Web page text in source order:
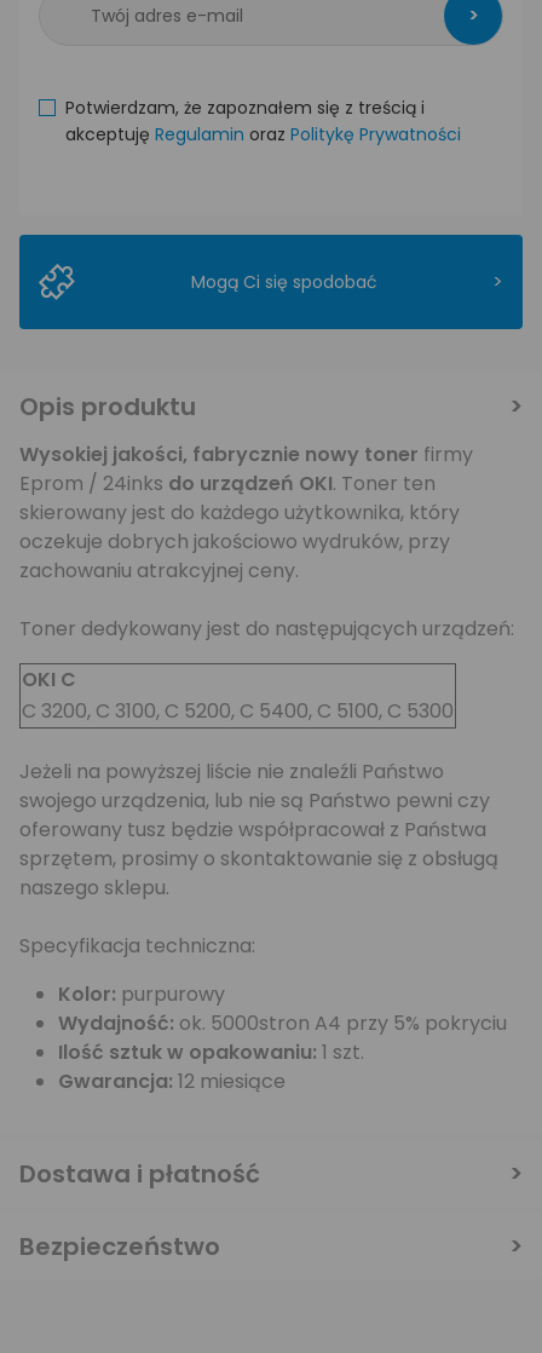
>
Potwierdzam, że zapoznałem się z treścią i
akceptuję Regulamin oraz Politykę Prywatności
Mogą Ci się spodobać >
Opis produktu
Wysokiej jakości, fabrycznie nowy toner firmy
Eprom / 24inks do urządzeń OKI. Toner ten
skierowany jest do każdego użytkownika, który
oczekuje dobrych jakościowo wydruków, przy
zachowaniu atrakcyjnej ceny.
Toner dedykowany jest do następujących urządzeń:
OKI C
C 3200, C 3100, C 5200, C 5400, C 5100, C 5300
Jeżeli na powyższej liście nie znaleźli Państwo
swojego urządzenia, lub nie są Państwo pewni czy
oferowany tusz będzie współpracował z Państwa
sprzętem, prosimy o skontaktowanie się z obsługą
naszego sklepu.
Specyfikacja techniczna:
Kolor: purpurowy
Wydajność: ok. 5000stron A4 przy 5% pokryciu
Ilość sztuk w opakowaniu: 1 szt.
Gwarancja: 12 miesiące
Dostawa i płatność
Bezpieczeństwo